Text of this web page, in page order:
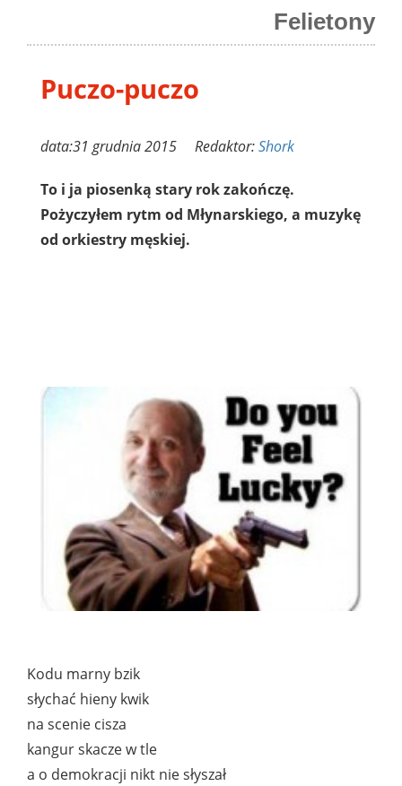
Felietony
Puczo-puczo
data:31 grudnia 2015 Redaktor:Shork
To i ja piosenką stary rok zakończę.
Pożyczyłem rytm od Młynarskiego, a muzykę
od orkiestry męskiej.
Kodu marny bzik
słychać hieny kwik
na scenie cisza
kangur skacze w tle
a o demokracji nikt nie słyszał